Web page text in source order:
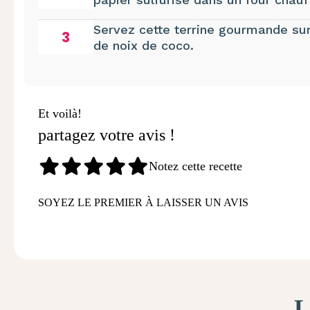
3
Servez cette terrine gourmande
de noix de coco.
Et voilà!
partagez votre avis !
Notez cette recette
SOYEZ LE PREMIER À LAISSER UN AVIS